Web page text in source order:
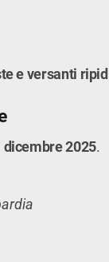
e versanti
dicembre 2025.